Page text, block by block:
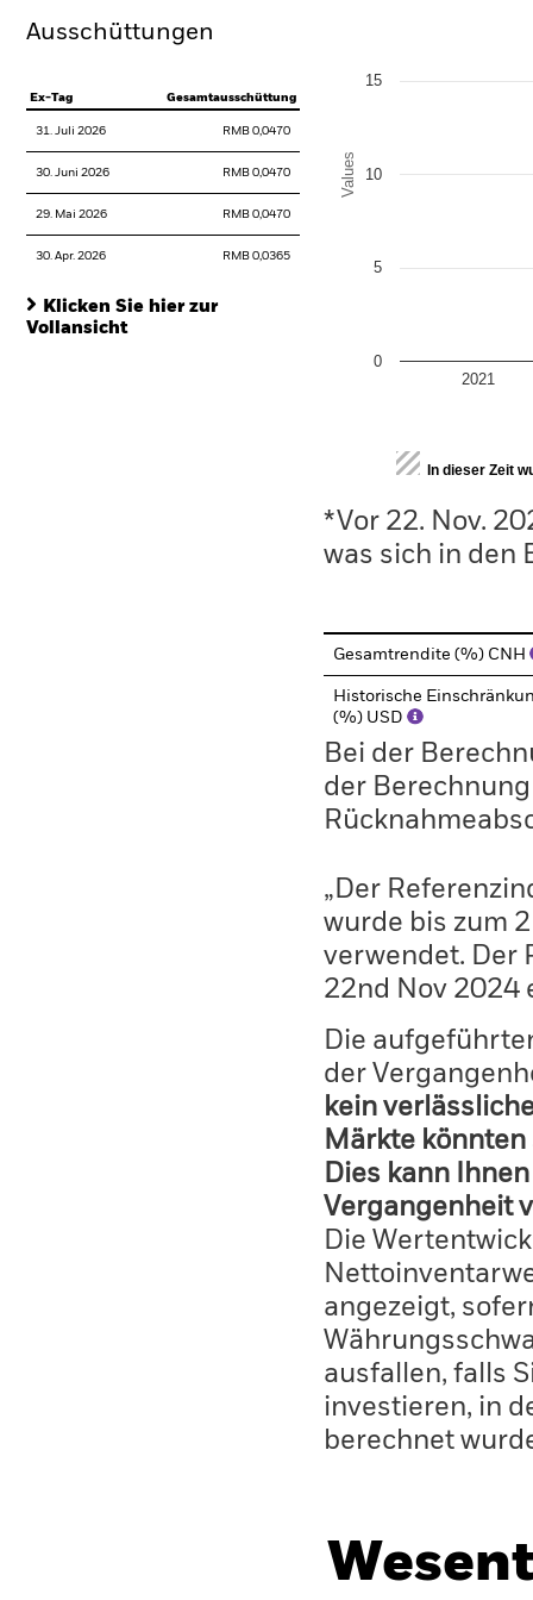
Ausschüttungen
Ex-Tag Gesamtausschüttung
31. Juli 2026 RMB 0,0470
30. Juni 2026 RMB 0,0470
29. Mai 2026 RMB 0,0470
30. Apr. 2026 RMB 0,0365
Klicken Sie hier zur
Vollansicht
Values
2021
0
5
10
15
End of interactive chart.
In dieser Zeit
*Vor 22. Nov.
was sich in den
Gesamtrendite (%) CNH
Historische
(%) USD
Bei der
der
„Der
wurde bis zum
verwendet. Der
22nd Nov 2024
Die
der
kein
Märkte
Dies kann
Vergangenheit
Die
angezeigt,
ausfallen, falls
investieren, in
berechnet